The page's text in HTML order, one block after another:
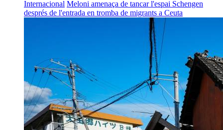
Internacional Meloni amenaça de tancar l'espai Schengen
després de l'entrada en tromba de migrants a Ceuta